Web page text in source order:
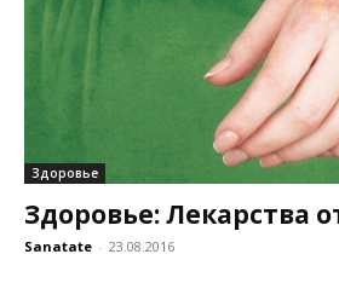
Здоровье
Здоровье: Лекарства
Sanatate - 23.08.2016